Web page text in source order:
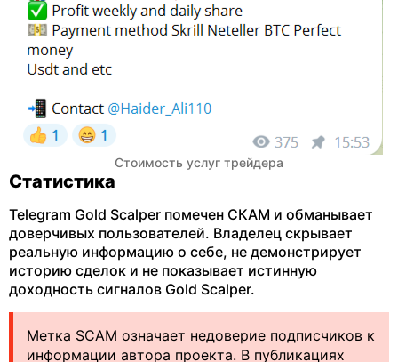
Стоимость услуг трейдера
Статистика
Telegram Gold Scalper помечен СКАМ и обманывает
доверчивых пользователей. Владелец скрывает
реальную информацию о себе, не демонстрирует
историю сделок и не показывает истинную
доходность сигналов Gold Scalper.
Метка SCAM означает недоверие подписчиков к
информации автора проекта. В публикациях